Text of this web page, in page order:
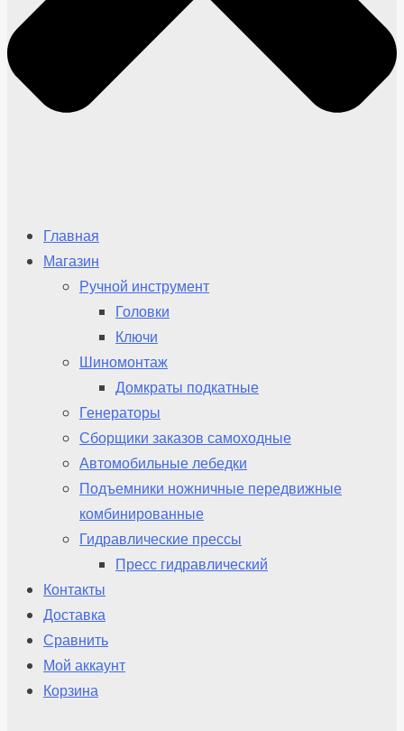
Главная
Магазин
Ручной инструмент
Головки
Ключи
Шиномонтаж
Домкраты подкатные
Генераторы
Сборщики заказов самоходные
Автомобильные лебедки
Подъемники ножничные передвижные
комбинированные
Гидравлические прессы
Пресс гидравлический
Контакты
Доставка
Сравнить
Мой аккаунт
Корзина